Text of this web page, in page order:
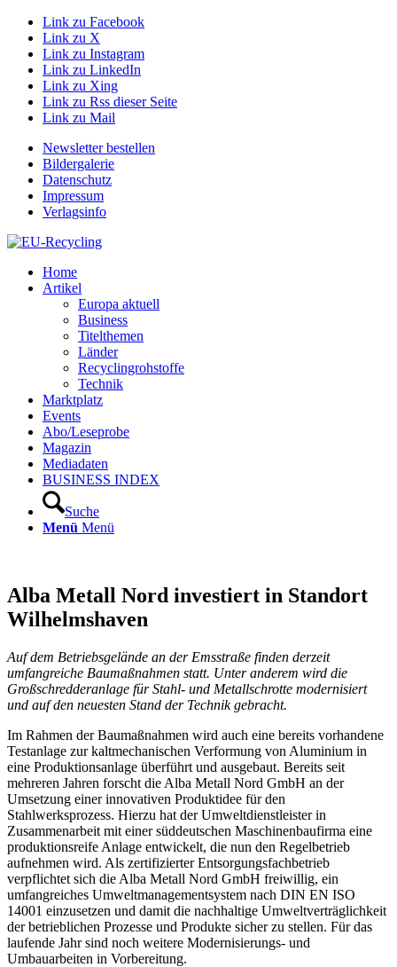
Link zu Facebook
Link zu X
Link zu Instagram
Link zu LinkedIn
Link zu Xing
Link zu Rss dieser Seite
Link zu Mail
Newsletter bestellen
Bildergalerie
Datenschutz
Impressum
Verlagsinfo
Home
Artikel
Europa aktuell
Business
Titelthemen
Länder
Recyclingrohstoffe
Technik
Marktplatz
Events
Abo/Leseprobe
Magazin
Mediadaten
BUSINESS INDEX
Suche
Menü Menü
Alba Metall Nord investiert in Standort
Wilhelmshaven
Auf dem Betriebsgelände an der Emsstraße finden derzeit
umfangreiche Baumaßnahmen statt. Unter anderem wird die
Großschredderanlage für Stahl- und Metallschrotte modernisiert
und auf den neuesten Stand der Technik gebracht.
Im Rahmen der Baumaßnahmen wird auch eine bereits vorhandene
Testanlage zur kaltmechanischen Verformung von Aluminium in
eine Produktionsanlage überführt und ausgebaut. Bereits seit
mehreren Jahren forscht die Alba Metall Nord GmbH an der
Umsetzung einer innovativen Produktidee für den
Stahlwerksprozess. Hierzu hat der Umweltdienstleister in
Zusammenarbeit mit einer süddeutschen Maschinenbaufirma eine
produktionsreife Anlage entwickelt, die nun den Regelbetrieb
aufnehmen wird. Als zertifizierter Entsorgungsfachbetrieb
verpflichtet sich die Alba Metall Nord GmbH freiwillig, ein
umfangreiches Umweltmanagementsystem nach DIN EN ISO
14001 einzusetzen und damit die nachhaltige Umweltverträglichkeit
der betrieblichen Prozesse und Produkte sicher zu stellen. Für das
laufende Jahr sind noch weitere Modernisierungs- und
Umbauarbeiten in Vorbereitung.